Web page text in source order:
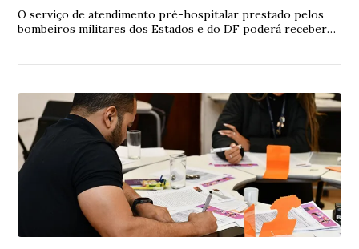
O serviço de atendimento pré-hospitalar prestado pelos
bombeiros militares dos Estados e do DF poderá receber